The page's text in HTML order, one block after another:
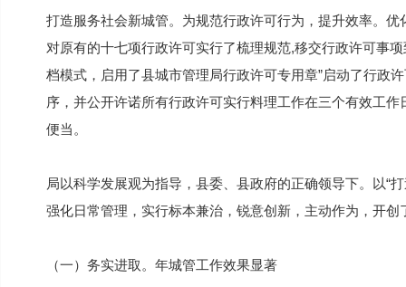
打造服务社会新城管。为规范行政许可行为，提升效率。
对原有的十七项行政许可实行了梳理规范,移交行政许可事
档模式，启用了县城市管理局行政许可专用章”启动了行政
序，并公开许诺所有行政许可实行料理工作在三个有效工
便当。
局以科学发展观为指导，县委、县政府的正确领导下。以“
强化日常管理，实行标本兼治，锐意创新，主动作为，开创
（一）务实进取。年城管工作效果显著